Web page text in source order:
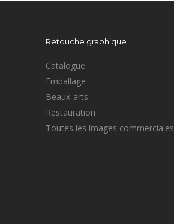
Retouche graphique
Catalogue
Emballage
Beaux-arts
Restauration
Toutes les images commerciales